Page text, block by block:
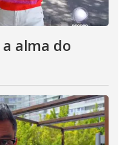
a alma do